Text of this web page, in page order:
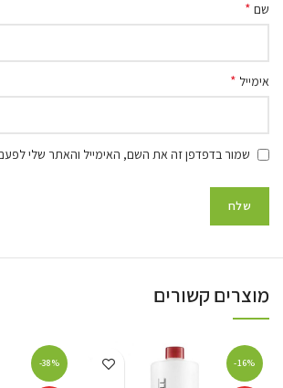
שם *
אימייל *
שמור בדפדפן זה את השם, האימייל והאתר שלי
מוצרים קשורים
-16%
-38%